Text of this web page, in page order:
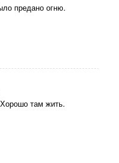
предано огню.
там жить.